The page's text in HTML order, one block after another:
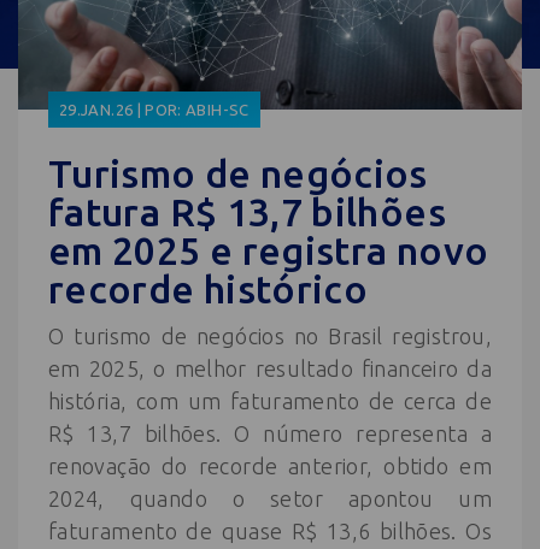
29.JAN.26 | POR: ABIH-SC
Turismo de negócios
fatura R$ 13,7 bilhões
em 2025 e registra novo
recorde histórico
O turismo de negócios no Brasil registrou,
em 2025, o melhor resultado financeiro da
história, com um faturamento de cerca de
R$ 13,7 bilhões. O número representa a
renovação do recorde anterior, obtido em
2024, quando o setor apontou um
faturamento de quase R$ 13,6 bilhões. Os